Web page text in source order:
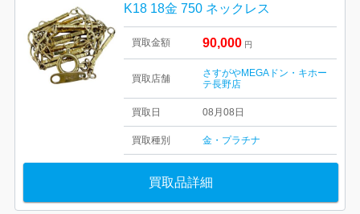
K18 18金 750 ネックレス
買取金額 90,000 円
買取店舗
さすがやMEGAドン・キホー
テ長野店
買取日 08月08日
買取種別 金・プラチナ
買取品詳細